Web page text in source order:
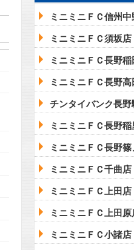
ミニミニＦＣ信州
ミニミニＦＣ須坂店
ミニミニＦＣ長野
ミニミニＦＣ長野
チンタイバンク長野
ミニミニＦＣ長野
ミニミニＦＣ長野
ミニミニＦＣ千曲店
ミニミニＦＣ上田店
ミニミニＦＣ上田原
ミニミニＦＣ小諸店